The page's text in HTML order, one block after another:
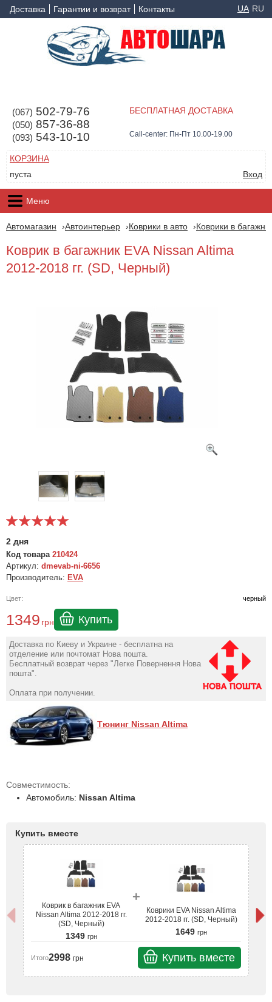
Доставка Гарантии и возврат Контакты UA RU
(067) 502-79-76
(050) 857-36-88
(093) 543-10-10
БЕСПЛАТНАЯ ДОСТАВКА
Call-center: Пн-Пт 10.00-19.00
КОРЗИНА
пуста
Вход
Меню
Автомагазин Автоинтерьер Коврики в авто Коврики в
Коврик в багажник EVA Nissan Altima
2012-2018 гг. (SD, Черный)
2 дня
Код товара 210424
Артикул: dmevab-ni-6656
Производитель: EVA
Цвет: черный
1349 грн Купить
Доставка по Киеву и Украине - бесплатна на
отделение или почтомат Нова пошта.
Бесплатный возврат через "Легке Повернення Нова
пошта".
Оплата при получении.
Тюнинг Nissan Altima
Совместимость:
Автомобиль: Nissan Altima
Купить вместе
Коврик в багажник EVA
Nissan Altima 2012-2018 гг.
(SD, Черный)
1349 грн
+
Коврики EVA Nissan Altima
2012-2018 гг. (SD, Черный)
1649 грн
Итого2998 грн Купить вместе